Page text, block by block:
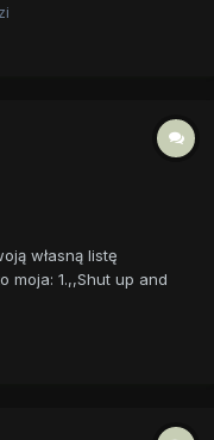
że skomponuje
życiu...
własną listę
moja: 1.,,Shut up and